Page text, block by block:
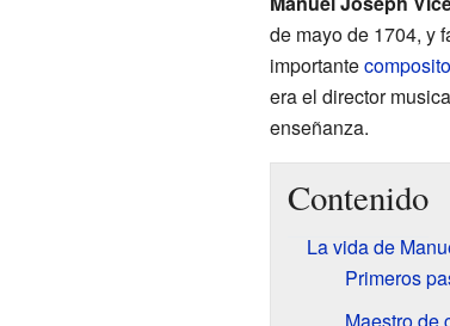
de mayo de 1704, y
importante
era el director
enseñanza.
Contenido
La vida de
Primeros